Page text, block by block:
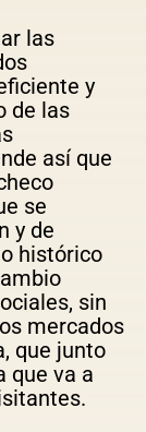
las
y
de las
así que
se
y de
histórico
sin
mercados
que junto
que va a